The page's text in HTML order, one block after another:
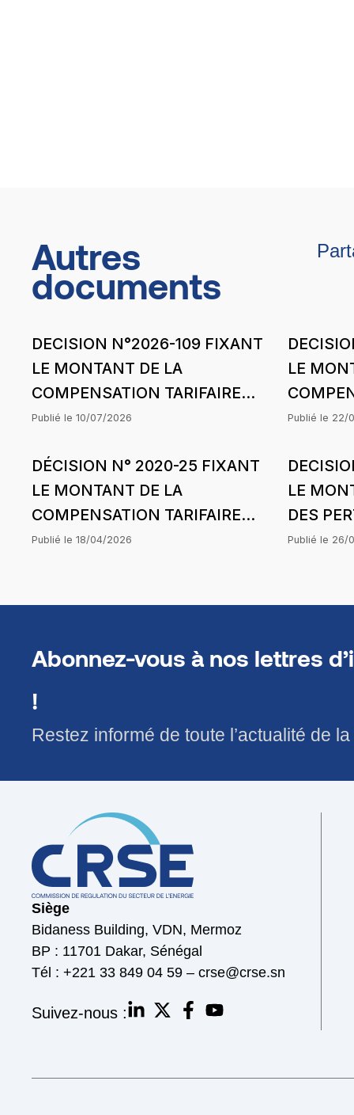
Autres
documents
DECISION N°2026-109 FIXANT
LE MONTANT DE LA
COMPENSATION TARIFAIRE
DU MOIS DE MAI 2026 DE
CONCESSION DAGANA-
PODOR-SAINT-LOUIS DANS LE
CADRE DE L’HARMONISATION
DES TARIFS
Publié le10/07/2026
LE
DU
(ERA)
TARIFS
Publié le 22/
DÉCISION N° 2020-25 FIXANT
LE MONTANT DE LA
COMPENSATION TARIFAIRE
POUR LE MOIS DE FÉVRIER
Publié le18/04/2026
LE
DES
SUBIES
Publié le 26/
Abonnez-vous à nos lettres
!
Restez informé de toute l’actualité de
Siège
Bidaness Building, VDN, Mermoz
BP : 11701 Dakar, Sénégal
Tél : +221 33 849 04 59 – crse@crse.sn
Suivez-nous :